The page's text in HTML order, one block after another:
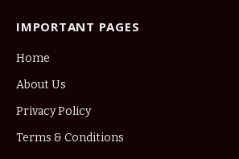
IMPORTANT PAGES
Home
About Us
Privacy Policy
Terms & Conditions